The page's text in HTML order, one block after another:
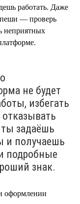
работать. Даже
— проверь
неприятных
не будет
избегать
ты задаёшь
и получаешь
подробные
знак.
оформлении